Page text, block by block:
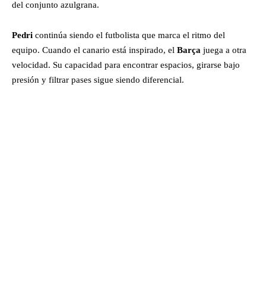
del conjunto azulgrana.
Pedri continúa siendo el futbolista que marca el ritmo del
equipo. Cuando el canario está inspirado, el Barça juega a otra
velocidad. Su capacidad para encontrar espacios, girarse bajo
presión y filtrar pases sigue siendo diferencial.